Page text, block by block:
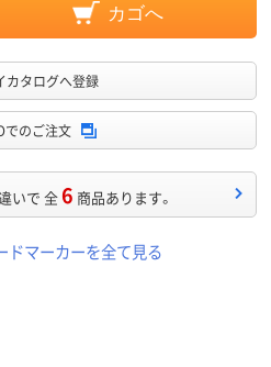
カゴへ
カタログへ登録
でのご注文
違いで 全6 商品あります。
ドマーカーを全て見る